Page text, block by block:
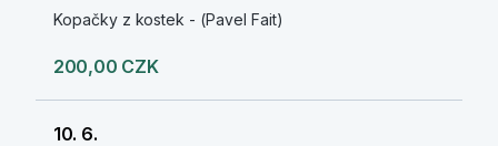
Kopačky z kostek - (Pavel Fait)
200,00 CZK
10. 6.